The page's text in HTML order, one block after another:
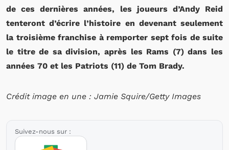
de ces dernières années, les joueurs d’Andy Reid
tenteront d’écrire l’histoire en devenant seulement
la troisième franchise à remporter sept fois de suite
le titre de sa division, après les Rams (7) dans les
années 70 et les Patriots (11) de Tom Brady.
Crédit image en une : Jamie Squire/Getty Images
Suivez-nous sur :